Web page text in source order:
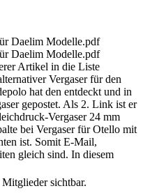
Daelim Modelle.pdf
Daelim Modelle.pdf
Artikel in die Liste
Vergaser für den
hat den entdeckt und in
gepostet. Als 2. Link ist er
Vergaser 24 mm
bei Vergaser für Otello mit
ist. Somit E-Mail,
gleich sind. In diesem
sichtbar.